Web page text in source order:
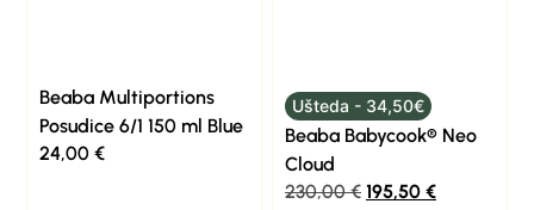
Beaba Multiportions
Posudice 6/1 150 ml Blue
24,00€
Ušteda - 34,50€
Beaba Babycook® Neo
Cloud
230,00€ 195,50 €